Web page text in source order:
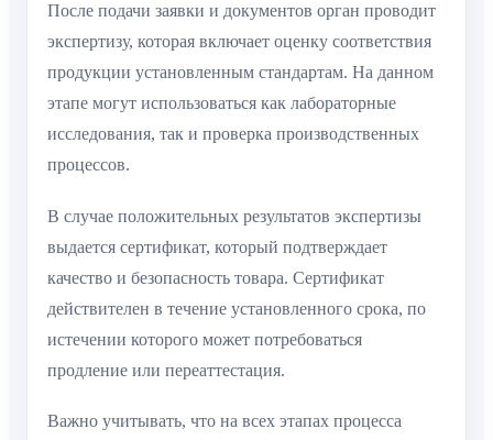
После подачи заявки и документов орган проводит
экспертизу, которая включает оценку соответствия
продукции установленным стандартам. На данном
этапе могут использоваться как лабораторные
исследования, так и проверка производственных
процессов.
В случае положительных результатов экспертизы
выдается сертификат, который подтверждает
качество и безопасность товара. Сертификат
действителен в течение установленного срока, по
истечении которого может потребоваться
продление или переаттестация.
Важно учитывать, что на всех этапах процесса